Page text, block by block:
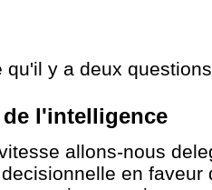
qu'il y a deux
l'intelligence
allons-nous
en faveur